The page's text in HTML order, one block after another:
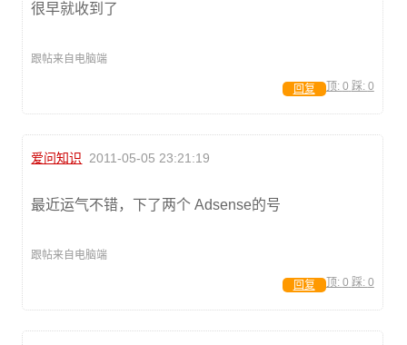
很早就收到了
跟帖来自电脑端
顶: 0 踩: 0
回复
爱问知识 2011-05-05 23:21:19
最近运气不错，下了两个 Adsense的号
跟帖来自电脑端
顶: 0 踩: 0
回复